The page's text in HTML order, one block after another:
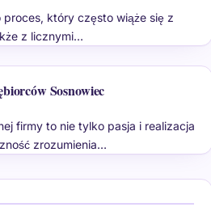
który często wiąże się z
z licznymi…
Sosnowiec
firmy to nie tylko pasja i realizacja
zrozumienia…